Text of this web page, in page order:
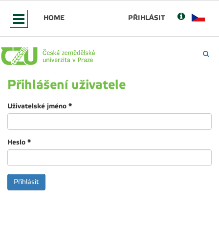
HOME PŘIHLÁSIT
Přihlášení uživatele
Uživatelské jméno *
Heslo *